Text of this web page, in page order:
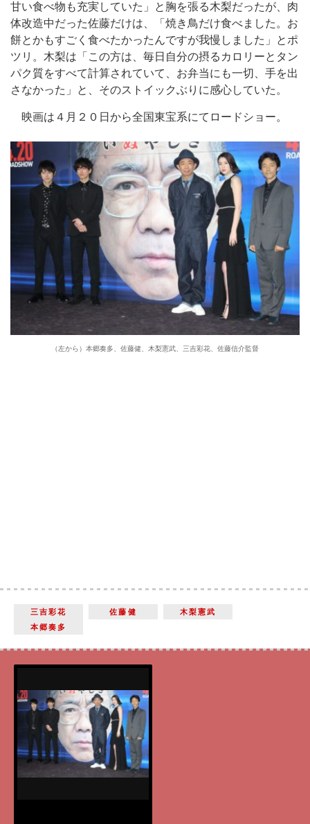
甘い食べ物も充実していた」と胸を張る木梨だったが、肉
体改造中だった佐藤だけは、「焼き鳥だけ食べました。お
餅とかもすごく食べたかったんですが我慢しました」とポ
ツリ。木梨は「この方は、毎日自分の摂るカロリーとタン
パク質をすべて計算されていて、お弁当にも一切、手を出
さなかった」と、そのストイックぶりに感心していた。
映画は４月２０日から全国東宝系にてロードショー。
（左から）本郷奏多、佐藤健、木梨憲武、三吉彩花、佐藤信介監督
三吉彩花 佐藤健
木梨憲武
本郷奏多